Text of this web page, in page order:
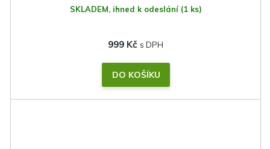
SKLADEM, ihned k odeslání (1 ks)
999 Kč
DO KOŠÍKU